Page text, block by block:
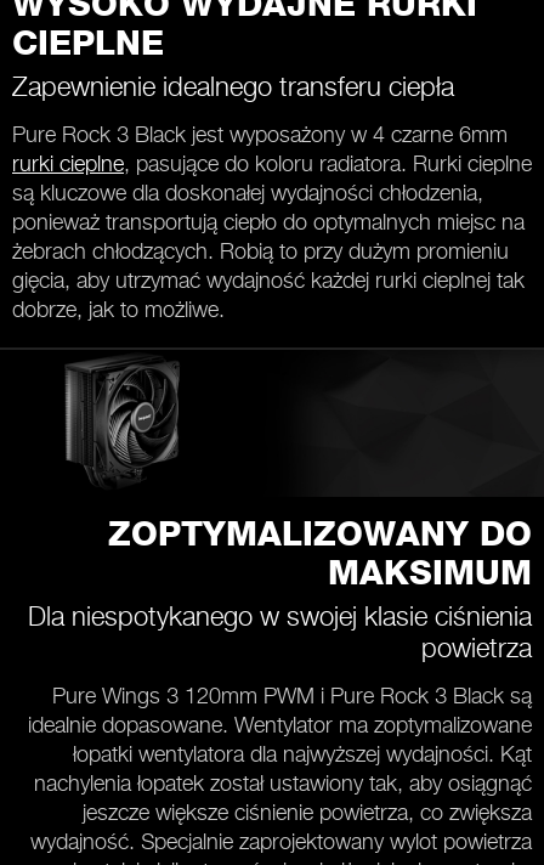
CIEPLNE
Zapewnienie idealnego transferu ciepła
Pure Rock 3 Black jest wyposażony w 4 czarne 6mm
rurki cieplne, pasujące do koloru radiatora. Rurki cieplne
są kluczowe dla doskonałej wydajności chłodzenia,
ponieważ transportują ciepło do optymalnych miejsc na
żebrach chłodzących. Robią to przy dużym promieniu
gięcia, aby utrzymać wydajność każdej rurki cieplnej tak
dobrze, jak to możliwe.
ZOPTYMALIZOWANY DO
MAKSIMUM
Dla niespotykanego w swojej klasie ciśnienia
powietrza
Pure Wings 3 120mm PWM i Pure Rock 3 Black są
idealnie dopasowane. Wentylator ma zoptymalizowane
łopatki wentylatora dla najwyższej wydajności. Kąt
nachylenia łopatek został ustawiony tak, aby osiągnąć
jeszcze większe ciśnienie powietrza, co zwiększa
wydajność. Specjalnie zaprojektowany wylot powietrza